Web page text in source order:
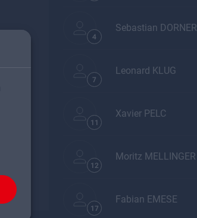
4
Sebastian DORNER
7
Leonard KLUG
11
Xavier PELC
12
Moritz MELLINGER
17
Fabian EMESE